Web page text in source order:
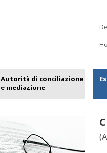
Autorità di conciliazione
e mediazione